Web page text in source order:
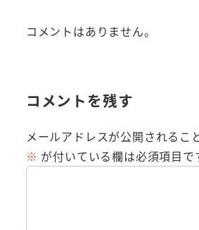
コメントはありません。
コメントを残す
メールアドレスが公開されるこ
※ が付いている欄は必須項目で